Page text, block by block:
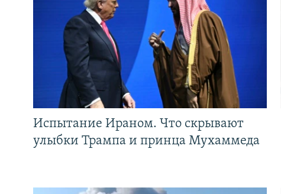
Испытание Ираном. Что скрывают
улыбки Трампа и принца Мухаммеда